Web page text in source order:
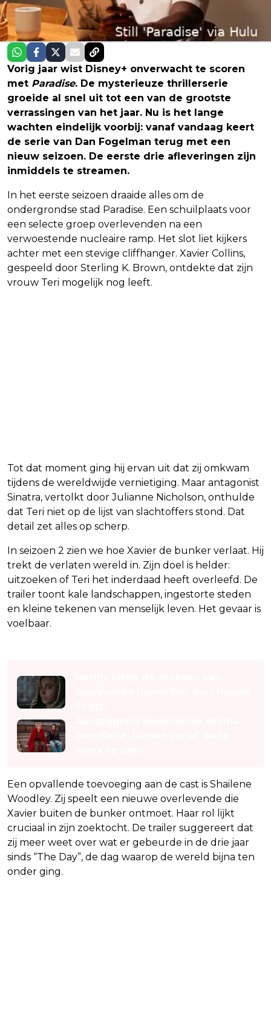
Vorig jaar wist Disney+ onverwacht te scoren
met Paradise. De mysterieuze thrillerserie
groeide al snel uit tot een van de grootste
verrassingen van het jaar. Nu is het lange
wachten eindelijk voorbij: vanaf vandaag keert
de serie van Dan Fogelman terug met een
nieuw seizoen. De eerste drie afleveringen zijn
inmiddels te streamen.
In het eerste seizoen draaide alles om de
ondergrondse stad Paradise. Een schuilplaats voor
een selecte groep overlevenden na een
verwoestende nucleaire ramp. Het slot liet kijkers
achter met een stevige cliffhanger. Xavier Collins,
gespeeld door Sterling K. Brown, ontdekte dat zijn
vrouw Teri mogelijk nog leeft.
Tot dat moment ging hij ervan uit dat zij omkwam
tijdens de wereldwijde vernietiging. Maar antagonist
Sinatra, vertolkt door Julianne Nicholson, onthulde
dat Teri niet op de lijst van slachtoffers stond. Dat
detail zet alles op scherp.
In seizoen 2 zien we hoe Xavier de bunker verlaat. Hij
trekt de verlaten wereld in. Zijn doel is helder:
uitzoeken of Teri het inderdaad heeft overleefd. De
trailer toont kale landschappen, ingestorte steden
en kleine tekenen van menselijk leven. Het gevaar is
voelbaar.
Een opvallende toevoeging aan de cast is Shailene
Woodley. Zij speelt een nieuwe overlevende die
Xavier buiten de bunker ontmoet. Haar rol lijkt
cruciaal in zijn zoektocht. De trailer suggereert dat
zij meer weet over wat er gebeurde in de drie jaar
sinds “The Day”, de dag waarop de wereld bijna ten
onder ging.